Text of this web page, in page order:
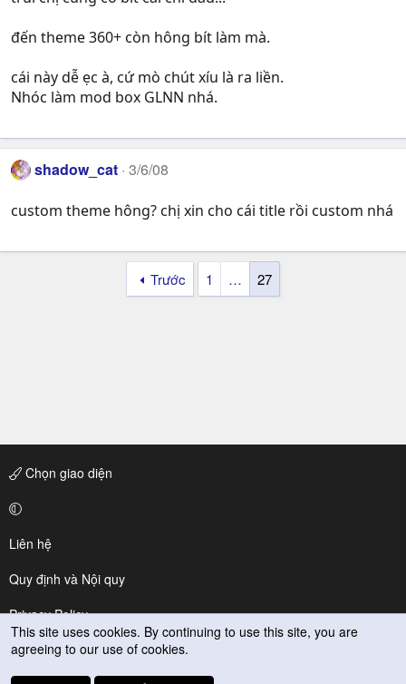
đến theme 360+ còn hông bít làm mà.
cái này dễ ẹc à, cứ mò chút xíu là ra liền.
Nhóc làm mod box GLNN nhá.
shadow_cat 3/6/08
custom theme hông? chị xin cho cái title rồi custom nhá
Trước 1 … 27
Chọn giao diện
Liên hệ
Quy định và Nội quy
Privacy Policy
Trợ giúp
This site uses cookies. By continuing to use this site, you are
agreeing to our use of cookies.